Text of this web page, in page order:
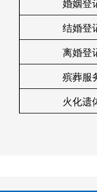
婚姻登
结婚登
离婚登
殡葬服
火化遗